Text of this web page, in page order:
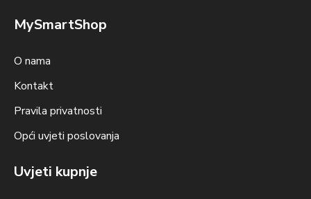
MySmartShop
O nama
Kontakt
Pravila privatnosti
Opći uvjeti poslovanja
Uvjeti kupnje